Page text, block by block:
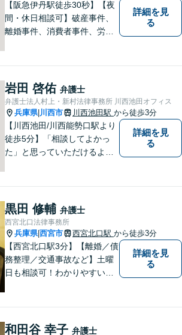
【阪急伊丹駅徒歩30秒】【夜
間・休日相談可】破産事件、
離婚事件、消費者事件、労働
してまいります。まずは一度
ご相談ください【完全個室】
【法テラス利用可】
詳細を見
る
岩田 啓佑 弁護士
弁護士法人村上・新村法律事務所 川西池田オフィス
兵庫県| 川西市 川西池田駅 から徒歩3分
【川西池田/川西能勢口駅より
徒歩5分】「相談してよかっ
た」と思っていただけるよう
ことなく私にご相談くださ
い。
詳細を見
る
黒田 修輔 弁護士
西宮北口法律事務所
兵庫県|西宮市 西宮北口駅 から徒歩3分
【西宮北口駅3分】【離婚／債
務整理／交通事故など】土曜
日も相談可！わかりやすい料
詳細を見
る
和田谷 幸子 弁護士